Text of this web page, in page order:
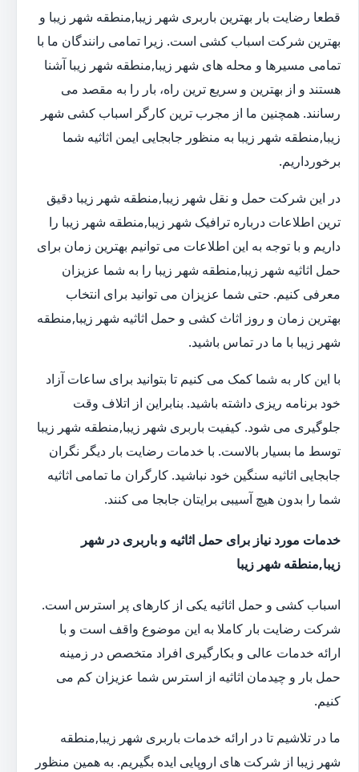
قطعا رضایت بار بهترین باربری شهر زیبا,منطقه شهر زیبا و
بهترین شرکت اسباب کشی است. زیرا تمامی رانندگان ما با
تمامی مسیرها و محله های شهر زیبا,منطقه شهر زیبا آشنا
هستند و از بهترین و سریع ترین راه، بار را به مقصد می
رسانند. همچنین ما از مجرب ترین کارگر اسباب کشی شهر
زیبا,منطقه شهر زیبا به منظور جابجایی ایمن اثاثیه شما
برخورداریم.
در این شرکت حمل و نقل شهر زیبا,منطقه شهر زیبا دقیق
ترین اطلاعات درباره ترافیک شهر زیبا,منطقه شهر زیبا را
داریم و با توجه به این اطلاعات می توانیم بهترین زمان برای
حمل اثاثیه شهر زیبا,منطقه شهر زیبا را به شما عزیزان
معرفی کنیم. حتی شما عزیزان می توانید برای انتخاب
بهترین زمان و روز اثاث کشی و حمل اثاثیه شهر زیبا,منطقه
شهر زیبا با ما در تماس باشید.
با این کار به شما کمک می کنیم تا بتوانید برای ساعات آزاد
خود برنامه ریزی داشته باشید. بنابراین از اتلاف وقت
جلوگیری می شود. کیفیت باربری شهر زیبا,منطقه شهر زیبا
توسط ما بسیار بالاست. با خدمات رضایت بار دیگر نگران
جابجایی اثاثیه سنگین خود نباشید. کارگران ما تمامی اثاثیه
شما را بدون هیچ آسیبی برایتان جابجا می کنند.
خدمات مورد نیاز برای حمل اثاثیه و باربری در شهر
زیبا,منطقه شهر زیبا
اسباب کشی و حمل اثاثیه یکی از کارهای پر استرس است.
شرکت رضایت بار کاملا به این موضوع واقف است و با
ارائه خدمات عالی و بکارگیری افراد متخصص در زمینه
حمل بار و چیدمان اثاثیه از استرس شما عزیزان کم می
کنیم.
ما در تلاشیم تا در ارائه خدمات باربری شهر زیبا,منطقه
شهر زیبا از شرکت های اروپایی ایده بگیریم. به همین منظور